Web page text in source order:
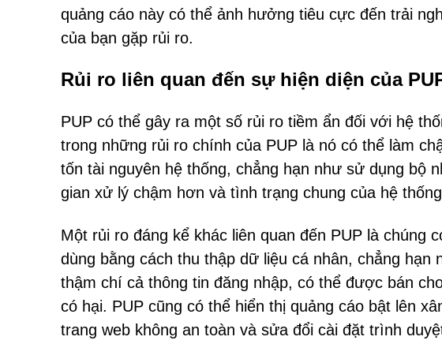
quảng cáo này có thể ảnh hưởng tiêu cực đến trải
của bạn gặp rủi ro.
Rủi ro liên quan đến sự hiện diện của
PUP có thể gây ra một số rủi ro tiềm ẩn đối với hệ
trong những rủi ro chính của PUP là nó có thể làm
tốn tài nguyên hệ thống, chẳng hạn như sử dụng bộ
gian xử lý chậm hơn và tình trạng chung của hệ
Một rủi ro đáng kể khác liên quan đến PUP là chúng
dùng bằng cách thu thập dữ liệu cá nhân, chẳng
thậm chí cả thông tin đăng nhập, có thể được bán
có hại. PUP cũng có thể hiển thị quảng cáo bật lên
trang web không an toàn và sửa đổi cài đặt trình